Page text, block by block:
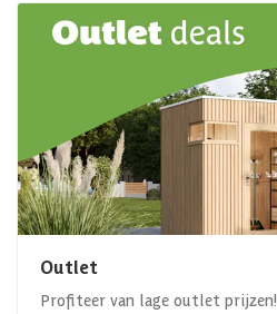
Outlet
Profiteer van lage outlet prijzen!